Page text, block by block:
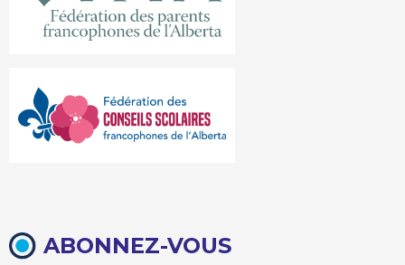
ABONNEZ-VOUS